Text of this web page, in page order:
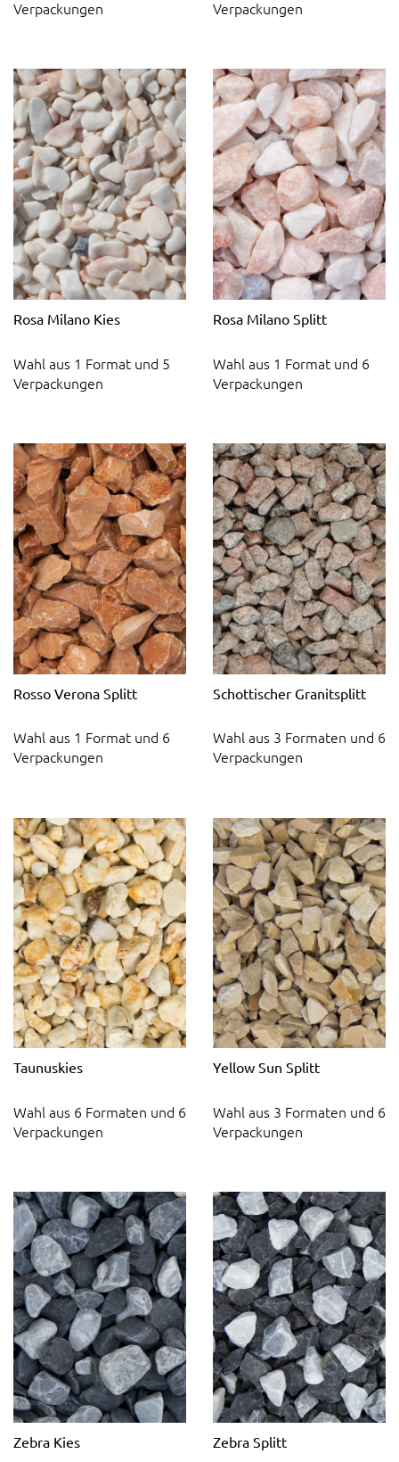
Verpackungen Verpackungen
Rosa Milano Kies
Wahl aus 1 Format und 5
Verpackungen
Rosa Milano Splitt
Wahl aus 1 Format und 6
Verpackungen
Rosso Verona Splitt
Wahl aus 1 Format und 6
Verpackungen
Schottischer Granitsplitt
Wahl aus 3 Formaten und 6
Verpackungen
Taunuskies
Wahl aus 6 Formaten und 6
Verpackungen
Yellow Sun Splitt
Wahl aus 3 Formaten und 6
Verpackungen
Zebra Kies Zebra Splitt